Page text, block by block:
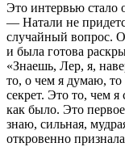
Это интервью стало
— Натали не
случайный вопрос.
и была готова
«Знаешь, Лер, я,
то, о чем я думаю, то
секрет. Это то, чем я
как было. Это
знаю, сильная,
откровенно